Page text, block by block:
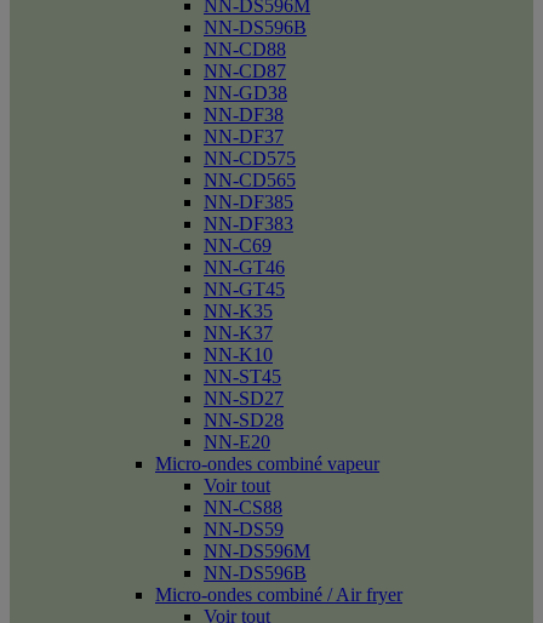
NN-DS596M
NN-DS596B
NN-CD88
NN-CD87
NN-GD38
NN-DF38
NN-DF37
NN-CD575
NN-CD565
NN-DF385
NN-DF383
NN-C69
NN-GT46
NN-GT45
NN-K35
NN-K37
NN-K10
NN-ST45
NN-SD27
NN-SD28
NN-E20
Micro-ondes combiné vapeur
Voir tout
NN-CS88
NN-DS59
NN-DS596M
NN-DS596B
Micro-ondes combiné / Air fryer
Voir tout